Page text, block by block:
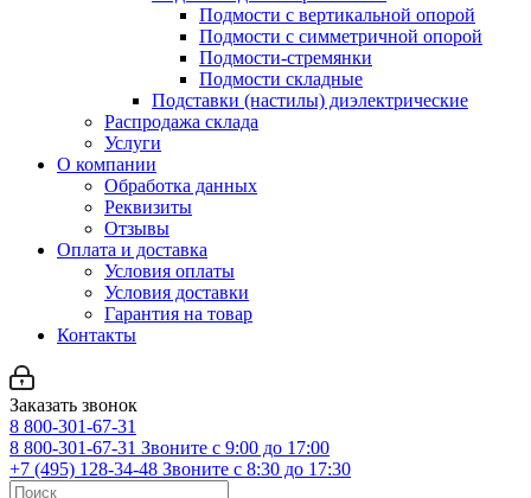
Подмости с вертикальной опорой
Подмости с симметричной опорой
Подмости-стремянки
Подмости складные
Подставки (настилы) диэлектрические
Распродажа склада
Услуги
О компании
Обработка данных
Реквизиты
Отзывы
Оплата и доставка
Условия оплаты
Условия доставки
Гарантия на товар
Контакты
Заказать звонок
8 800-301-67-31
8 800-301-67-31 Звоните с 9:00 до 17:00
+7 (495) 128-34-48 Звоните с 8:30 до 17:30